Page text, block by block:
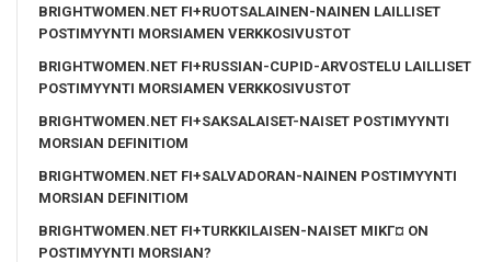
BRIGHTWOMEN.NET FI+RUOTSALAINEN-NAINEN LAILLISET
POSTIMYYNTI MORSIAMEN VERKKOSIVUSTOT
BRIGHTWOMEN.NET FI+RUSSIAN-CUPID-ARVOSTELU LAILLISET
POSTIMYYNTI MORSIAMEN VERKKOSIVUSTOT
BRIGHTWOMEN.NET FI+SAKSALAISET-NAISET POSTIMYYNTI
MORSIAN DEFINITIOM
BRIGHTWOMEN.NET FI+SALVADORAN-NAINEN POSTIMYYNTI
MORSIAN DEFINITIOM
BRIGHTWOMEN.NET FI+TURKKILAISEN-NAISET MIKГ¤ ON
POSTIMYYNTI MORSIAN?